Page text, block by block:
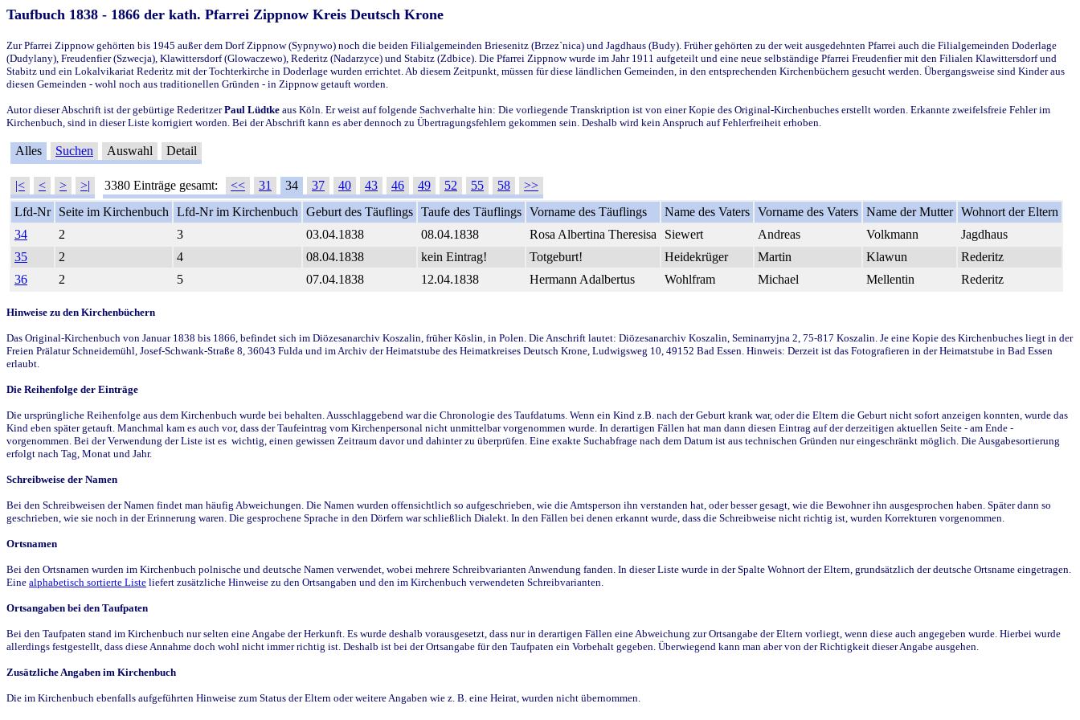
Taufbuch 1838 - 1866 der kath. Pfarrei Zippnow Kreis Deutsch Krone
Zur Pfarrei Zippnow gehörten bis 1945 außer dem Dorf Zippnow (Sypnywo) noch die beiden Filialgemeinden Briesenitz (Brzez`nica) und Jagdhaus (Budy). Früher gehörten zu der weit ausgedehnten Pfarrei auch die Filialgemeinden Doderlage
(Dudylany), Freudenfier (Szwecja), Klawittersdorf (Glowaczewo), Rederitz (Nadarzyce) und Stabitz (Zdbice). Die Pfarrei Zippnow wurde im Jahr 1911 aufgeteilt und eine neue selbständige Pfarrei Freudenfier mit den Filialen Klawittersdorf und
Stabitz und ein Lokalvikariat Rederitz mit der Tochterkirche in Doderlage wurden errichtet. Ab diesem Zeitpunkt, müssen für diese ländlichen Gemeinden, in den entsprechenden Kirchenbüchern gesucht werden. Übergangsweise sind Kinder aus
diesen Gemeinden - wohl noch aus traditionellen Gründen - in Zippnow getauft worden.
Autor dieser Abschrift ist der gebürtige RederitzerPaul Lüdtke aus Köln. Er weist auf folgende Sachverhalte hin: Die vorliegende Transkription ist von einer Kopie des Original-Kirchenbuches erstellt worden. Erkannte zweifelsfreie Fehler im
Kirchenbuch, sind in dieser Liste korrigiert worden. Bei der Abschrift kann es aber dennoch zu Übertragungsfehlern gekommen sein. Deshalb wird kein Anspruch auf Fehlerfreiheit erhoben.
Alles Suchen Auswahl Detail
|< < > >| 3380 Einträge gesamt: << 31 34 37 40 43 46 49 52 55 58
>>
Lfd-Nr
Seite im Kirchenbuch Lfd-Nr im Kirchenbuch Geburt des Täuflings Taufe des Täuflings Vorname des Täuflings Name des Vaters Vorname des Vaters Name der Mutter Wohnort der Eltern
34
2 3 03.04.1838 08.04.1838 Rosa Albertina Theresisa Siewert Andreas Volkmann
Jagdhaus
35
2 4 08.04.1838 kein Eintrag! Totgeburt! Heidekrüger Martin Klawun
Rederitz
36
2 5 07.04.1838 12.04.1838 Hermann Adalbertus Wohlfram Michael Mellentin Rederitz
Hinweise zu den Kirchenbüchern
Das Original-Kirchenbuch von Januar 1838 bis 1866, befindet sich im Diözesanarchiv Koszalin, früher Köslin, in Polen. Die Anschrift lautet: Diözesanarchiv Koszalin, Seminarryjna 2, 75-817 Koszalin. Je eine Kopie des Kirchenbuches liegt in der
Freien Prälatur Schneidemühl, Josef-Schwank-Straße 8, 36043 Fulda und im Archiv der Heimatstube des Heimatkreises Deutsch Krone, Ludwigsweg 10, 49152 Bad Essen. Hinweis: Derzeit ist das Fotografieren in der Heimatstube in Bad Essen
erlaubt.
Die Reihenfolge der Einträge
Die ursprüngliche Reihenfolge aus dem Kirchenbuch wurde bei behalten. Ausschlaggebend war die Chronologie des Taufdatums. Wenn ein Kind z.B. nach der Geburt krank war, oder die Eltern die Geburt nicht sofort anzeigen konnten, wurde das
Kind eben später getauft. Manchmal kam es auch vor, dass der Taufeintrag vom Kirchenpersonal nicht unmittelbar vorgenommen wurde. In derartigen Fällen hat man dann diesen Eintrag auf der derzeitigen aktuellen Seite - am Ende -
vorgenommen. Bei der Verwendung der Liste ist es wichtig, einen gewissen Zeitraum davor und dahinter zu überprüfen. Eine exakte Suchabfrage nach dem Datum ist aus technischen Gründen nur eingeschränkt möglich. Die Ausgabesortierung
erfolgt nach Tag, Monat und Jahr.
Schreibweise der Namen
Bei den Schreibweisen der Namen findet man häufig Abweichungen. Die Namen wurden offensichtlich so aufgeschrieben, wie die Amtsperson ihn verstanden hat, oder besser gesagt, wie die Bewohner ihn ausgesprochen haben. Später dann so
geschrieben, wie sie noch in der Erinnerung waren. Die gesprochene Sprache in den Dörfern war schließlich Dialekt. In den Fällen bei denen erkannt wurde, dass die Schreibweise nicht richtig ist, wurden Korrekturen vorgenommen.
Ortsnamen
Bei den Ortsnamen wurden im Kirchenbuch polnische und deutsche Namen verwendet, wobei mehrere Schreibvarianten Anwendung fanden. In dieser Liste wurde in der Spalte Wohnort der Eltern, grundsätzlich der deutsche Ortsname eingetragen.
Eine alphabetisch sortierte Liste liefert zusätzliche Hinweise zu den Ortsangaben und den im Kirchenbuch verwendeten Schreibvarianten.
Ortsangaben bei den Taufpaten
Bei den Taufpaten stand im Kirchenbuch nur selten eine Angabe der Herkunft. Es wurde deshalb vorausgesetzt, dass nur in derartigen Fällen eine Abweichung zur Ortsangabe der Eltern vorliegt, wenn diese auch angegeben wurde. Hierbei wurde
allerdings festgestellt, dass diese Annahme doch wohl nicht immer richtig ist. Deshalb ist bei der Ortsangabe für den Taufpaten ein Vorbehalt gegeben. Überwiegend kann man aber von der Richtigkeit dieser Angabe ausgehen.
Zusätzliche Angaben im Kirchenbuch
Die im Kirchenbuch ebenfalls aufgeführten Hinweise zum Status der Eltern oder weitere Angaben wie z. B. eine Heirat, wurden nicht übernommen.